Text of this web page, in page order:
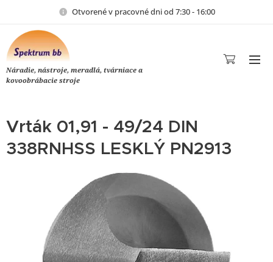
Otvorené v pracovné dni od 7:30 - 16:00
Náradie, nástroje, meradlá, tvárniace a
kovoobrábacie stroje
Vrták 01,91 - 49/24 DIN
338RNHSS LESKLÝ PN2913